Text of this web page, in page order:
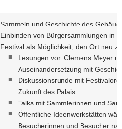
Sammeln und Geschichte des
Einbinden von Bürgersammlungen in
Festival als Möglichkeit, den Ort neu
Lesungen von Clemens Meyer
Auseinandersetzung mit
Diskussionsrunde mit
Zukunft des Palais
Talks mit Sammlerinnen und
Öffentliche Ideenwerkstätten
Besucherinnen und Besucher